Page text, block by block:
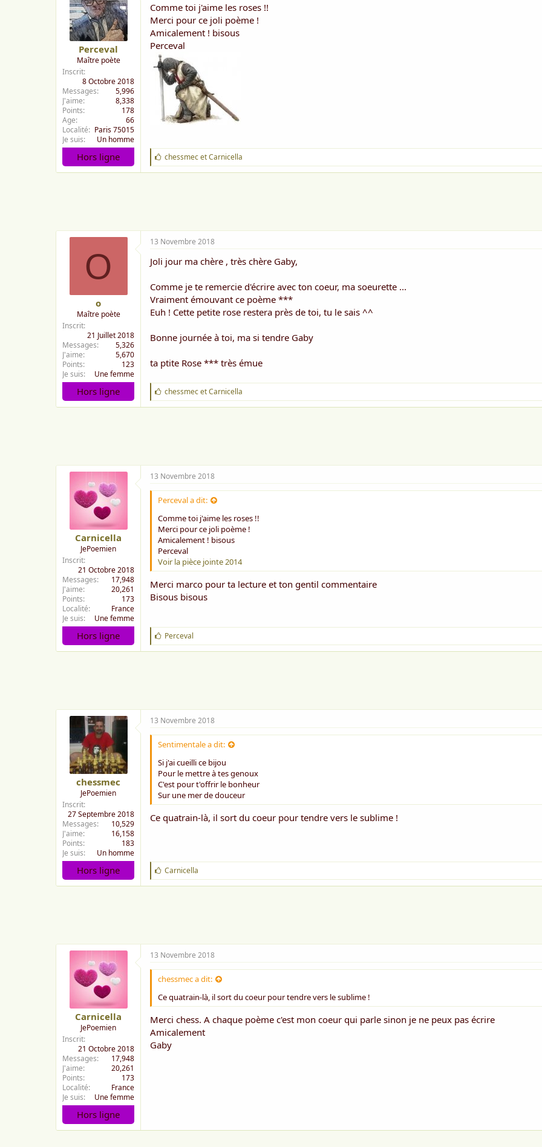
Perceval
Maître poète
Inscrit
8 Octobre 2018
Messages
5,996
J'aime
8,338
Points
178
Age
66
Localité
Paris 75015
Je suis
Un homme
Hors ligne
Comme toi j'aime les roses !!
Merci pour ce joli poème !
Amicalement ! bisous
Perceval
J
'
a
chessmecetCarnicella
O
o
Maître poète
Inscrit
21 Juillet 2018
Messages
5,326
J'aime
5,670
Points
123
Je suis
Une femme
Hors ligne
13 Novembre 2018
Joli jour ma chère , très chère Gaby,
Comme je te remercie d'écrire avec ton coeur, ma soeurette ...
Vraiment émouvant ce poème ***
Euh ! Cette petite rose restera près de toi, tu le sais ^^
Bonne journée à toi, ma si tendre Gaby
ta ptite Rose *** très émue
J
'
a
chessmecetCarnicella
Carnicella
JePoemien
Inscrit
21 Octobre 2018
Messages
17,948
J'aime
20,261
Points
173
Localité
France
Je suis
Une femme
Hors ligne
13 Novembre 2018
Perceval a dit:
Comme toi j'aime les roses !!
Merci pour ce joli poème !
Amicalement ! bisous
Perceval
Voir la pièce jointe 2014
Merci marco pour ta lecture et ton gentil commentaire
Bisous bisous
J
'
a
Perceval
chessmec
JePoemien
Inscrit
27 Septembre 2018
Messages
10,529
J'aime
16,158
Points
183
Je suis
Un homme
Hors ligne
13 Novembre 2018
Sentimentale a dit:
Si j'ai cueilli ce bijou
Pour le mettre à tes genoux
C'est pour t'offrir le bonheur
Sur une mer de douceur
Ce quatrain-là, il sort du coeur pour tendre vers le sublime !
J
'
a
Carnicella
Carnicella
JePoemien
Inscrit
21 Octobre 2018
Messages
17,948
J'aime
20,261
Points
173
Localité
France
Je suis
Une femme
Hors ligne
13 Novembre 2018
chessmec a dit:
Ce quatrain-là, il sort du coeur pour tendre vers le sublime !
Merci chess. A chaque poème c'est mon coeur qui parle sinon je ne peux pas écrire
Amicalement
Gaby